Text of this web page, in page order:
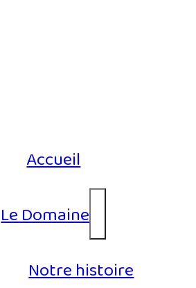
Accueil
Le Domaine
Notre histoire